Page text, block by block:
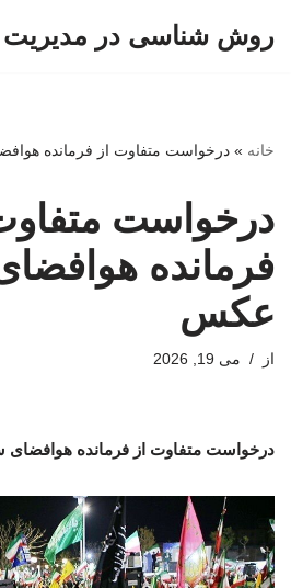
روش شناسی در مدیریت
خانه » درخواست متفاوت از فرمانده
درخواست
فرمانده
عکس
از می 19, 2026
درخواست متفاوت از فرمانده